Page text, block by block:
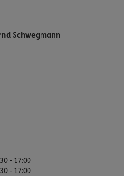
Schwegmann
- 17:00
- 17:00